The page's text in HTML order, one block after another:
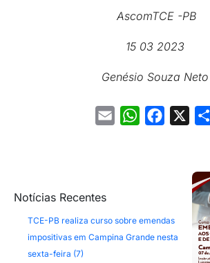
AscomTCE -PB
15 03 2023
Genésio Souza Neto
Email WhatsAppFacebook
Notícias Recentes
TCE-PB realiza curso sobre emendas
impositivas em Campina Grande nesta
sexta-feira (7)